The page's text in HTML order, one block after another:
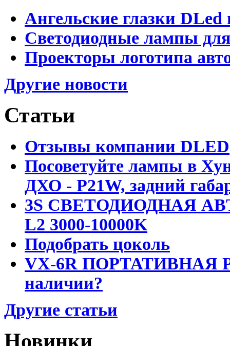
Ангельские глазки DLed
Светодиодные лампы
Проекторы логотипа
Другие новости
Статьи
Отзывы компании DLED
Посоветуйте лампы в
ДХО - P21W, задний
3S СВЕТОДИОДНАЯ
L2 3000-10000K
Подобрать цоколь
VX-6R ПОРТАТИВНАЯ
наличии?
Другие статьи
Новинки